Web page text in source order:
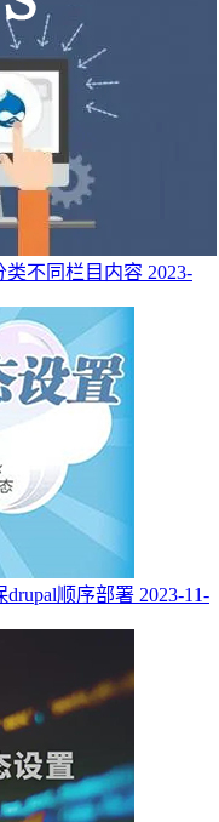
类不同栏目内容 2023-
drupal顺序部署 2023-11-